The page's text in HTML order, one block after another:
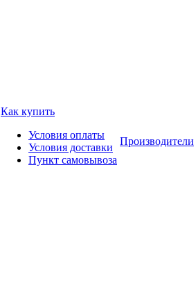
Как купить
Условия оплаты
Условия доставки
Пункт самовывоза
Производители